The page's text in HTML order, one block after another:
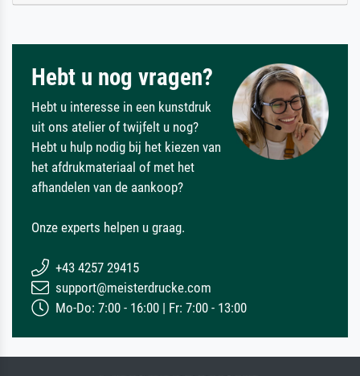
Hebt u nog vragen?
Hebt u interesse in een kunstdruk
uit ons atelier of twijfelt u nog?
Hebt u hulp nodig bij het kiezen van
het afdrukmateriaal of met het
afhandelen van de aankoop?
Onze experts helpen u graag.
+43 4257 29415
support@meisterdrucke.com
Mo-Do: 7:00 - 16:00 | Fr: 7:00 - 13:00